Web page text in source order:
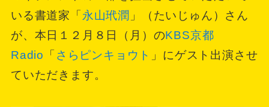
いる書道家「永山玳潤 」（たいじゅん）さん
が、本日１２月８日（月）のKBS京都
Radio 「 さらピンキョウト 」にゲスト出演させ
ていただきます。